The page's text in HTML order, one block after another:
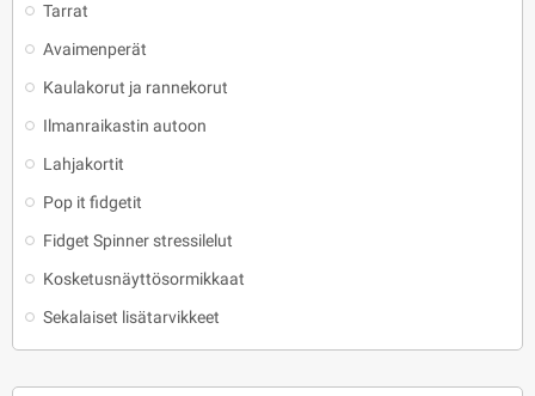
Tarrat
Avaimenperät
Kaulakorut ja rannekorut
Ilmanraikastin autoon
Lahjakortit
Pop it fidgetit
Fidget Spinner stressilelut
Kosketusnäyttösormikkaat
Sekalaiset lisätarvikkeet